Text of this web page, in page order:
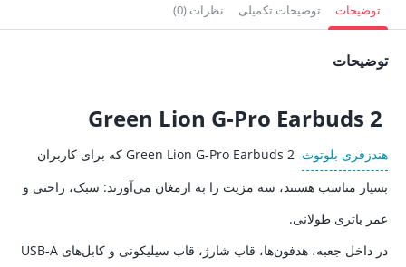
1,377,000 تومان.
توضیحات توضیحات تکمیلی نظرات (0)
توضیحات
هندزفری بلوتوث
Green Lion G-Pro Earbuds 2 که برای کاربران
بسیار مناسب هستند، سه مزیت را به ارمغان می‌آورند: سبک، راحتی و
عمر باتری طولانی.
در داخل جعبه، هدفون‌ها، قاب شارژ، قاب سیلیکونی و کابل‌های USB-A